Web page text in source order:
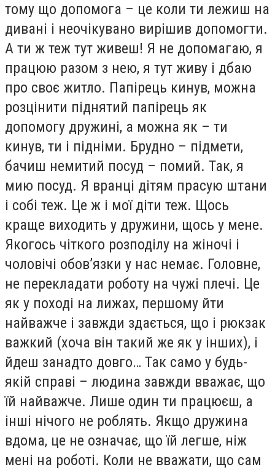
тому що допомога – це коли ти лежиш на
дивані і неочікувано вирішив допомогти.
А ти ж теж тут живеш! Я не допомагаю, я
працюю разом з нею, я тут живу і дбаю
про своє житло. Папірець кинув, можна
розцінити піднятий папірець як
допомогу дружині, а можна як – ти
кинув, ти і підніми. Брудно – підмети,
бачиш немитий посуд – помий. Так, я
мию посуд. Я вранці дітям прасую штани
і собі теж. Це ж і мої діти теж. Щось
краще виходить у дружини, щось у мене.
Якогось чіткого розподілу на жіночі і
чоловічі обов’язки у нас немає. Головне,
не перекладати роботу на чужі плечі. Це
як у поході на лижах, першому йти
найважче і завжди здається, що і рюкзак
важкий (хоча він такий же як у інших), і
йдеш занадто довго… Так само у будь-
якій справі – людина завжди вважає, що
їй найважче. Лише один ти працюєш, а
інші нічого не роблять. Якщо дружина
вдома, це не означає, що їй легше, ніж
мені на роботі. Коли не вважати, що сам